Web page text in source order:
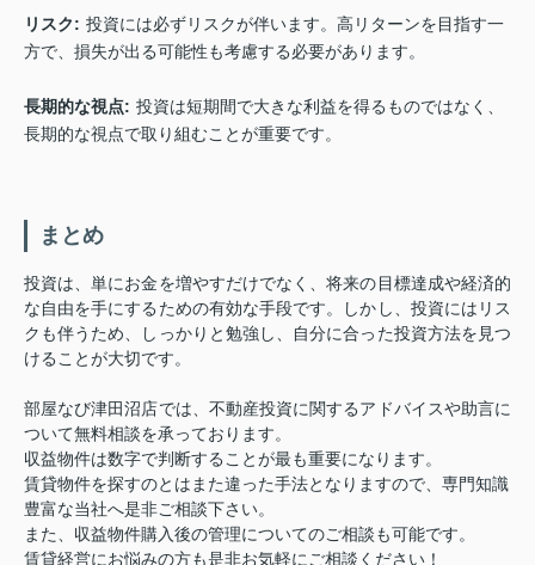
リスク: 投資には必ずリスクが伴います。高リターンを目指す一
方で、損失が出る可能性も考慮する必要があります。
長期的な視点: 投資は短期間で大きな利益を得るものではなく、
長期的な視点で取り組むことが重要です。
まとめ
投資は、単にお金を増やすだけでなく、将来の目標達成や経済的
な自由を手にするための有効な手段です。しかし、投資にはリス
クも伴うため、しっかりと勉強し、自分に合った投資方法を見つ
けることが大切です。
部屋なび津田沼店では、不動産投資に関するアドバイスや助言に
ついて無料相談を承っております。
収益物件は数字で判断することが最も重要になります。
賃貸物件を探すのとはまた違った手法となりますので、専門知識
豊富な当社へ是非ご相談下さい。
また、収益物件購入後の管理についてのご相談も可能です。
賃貸経営にお悩みの方も是非お気軽にご相談ください！